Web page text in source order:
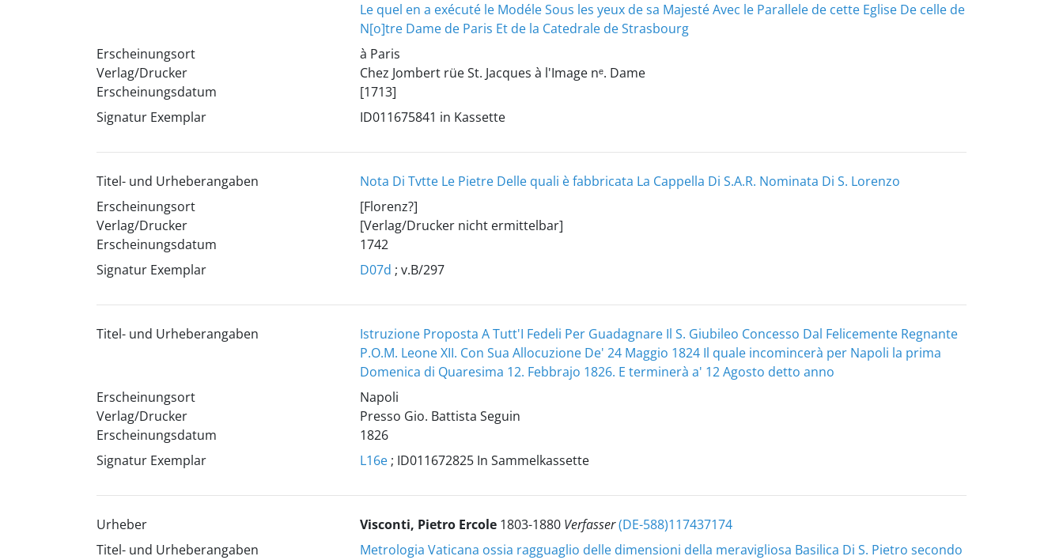
Le quel en a exécuté le Modéle Sous les yeux de sa Majesté Avec le Parallele de cette Eglise De celle de
N[o]tre Dame de Paris Et de la Catedrale de Strasbourg
Erscheinungsort
Verlag/Drucker
Erscheinungsdatum
à Paris
Chez Jombert rüe St. Jacques à l'Image nᵉ. Dame
[1713]
Signatur Exemplar
ID011675841 in Kassette
Titel- und Urheberangaben
Nota Di Tvtte Le Pietre Delle quali è fabbricata La Cappella Di S.A.R. Nominata Di S. Lorenzo
Erscheinungsort
Verlag/Drucker
Erscheinungsdatum
[Florenz?]
[Verlag/Drucker nicht ermittelbar]
1742
Signatur Exemplar
D07d ; v.B/297
Titel- und Urheberangaben
Istruzione Proposta A Tutt'I Fedeli Per Guadagnare Il S. Giubileo Concesso Dal Felicemente Regnante
P.O.M. Leone XII. Con Sua Allocuzione De' 24 Maggio 1824 Il quale incomincerà per Napoli la prima
Domenica di Quaresima 12. Febbrajo 1826. E terminerà a' 12 Agosto detto anno
Erscheinungsort
Verlag/Drucker
Erscheinungsdatum
Napoli
Presso Gio. Battista Seguin
1826
Signatur Exemplar
L16e; ID011672825 In Sammelkassette
Urheber Visconti, Pietro Ercole 1803-1880 Verfasser(DE-588)117437174
Titel- und Urheberangaben
Metrologia Vaticana ossia ragguaglio delle dimensioni della meravigliosa Basilica Di S. Pietro secondo